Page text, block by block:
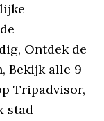
Ontdek de
Bekijk alle 9
Tripadvisor,
stad